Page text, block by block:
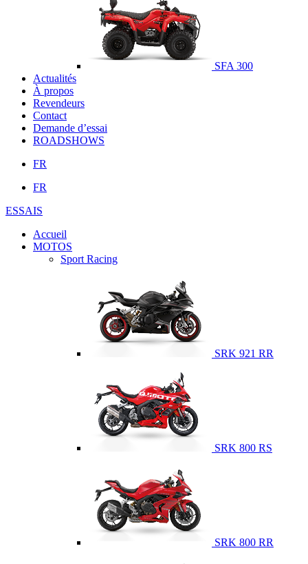
SFA 300
Actualités
À propos
Revendeurs
Contact
Demande d’essai
ROADSHOWS
FR
FR
ESSAIS
Accueil
MOTOS
Sport Racing
SRK 921 RR
SRK 800 RS
SRK 800 RR